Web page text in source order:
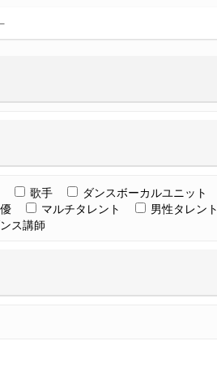
歌手 ダンスボーカルユニット
マルチタレント
男性タレント
ス講師